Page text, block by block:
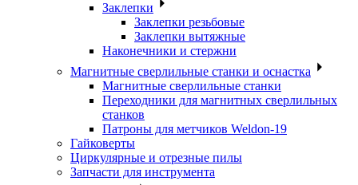
Заклепки
Заклепки резьбовые
Заклепки вытяжные
Наконечники и стержни
Магнитные сверлильные станки и оснастка
Магнитные сверлильные станки
Переходники для магнитных сверлильных
станков
Патроны для метчиков Weldon-19
Гайковерты
Циркулярные и отрезные пилы
Запчасти для инструмента